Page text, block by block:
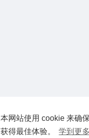
本网站使用 cookie 来确
获得最佳体验。
学到更多